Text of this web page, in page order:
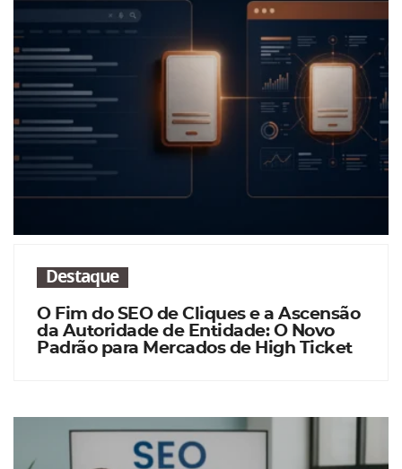
Destaque
O Fim do SEO de Cliques e a Ascensão
da Autoridade de Entidade: O Novo
Padrão para Mercados de High Ticket